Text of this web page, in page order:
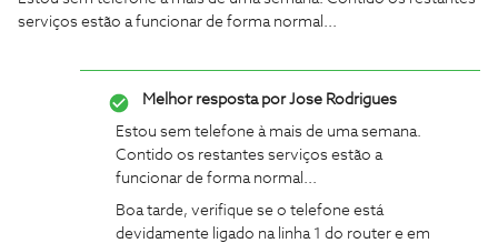
serviços estão a funcionar de forma normal...
Melhor resposta porJose Rodrigues
Estou sem telefone à mais de uma semana.
Contido os restantes serviços estão a
funcionar de forma normal...
Boa tarde, verifique se o telefone está
devidamente ligado na linha 1 do router e em